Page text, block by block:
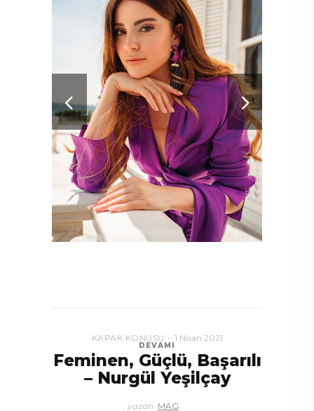
DEVAMI
KAPAK KONUSU 1 Nisan 2021
Feminen, Güçlü, Başarılı
– Nurgül Yeşilçay
yazan: MAG